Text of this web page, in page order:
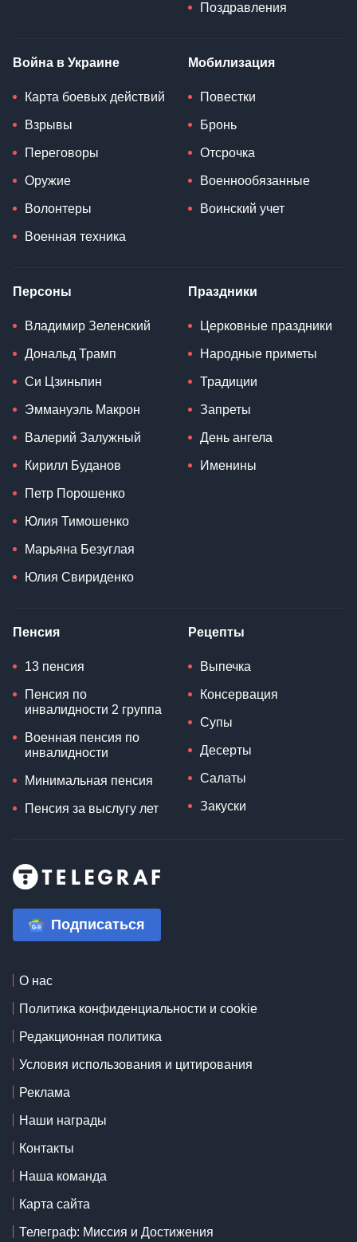
Поздравления
Война в Украине
Карта боевых действий
Взрывы
Переговоры
Оружие
Волонтеры
Военная техника
Мобилизация
Повестки
Бронь
Отсрочка
Военнообязанные
Воинский учет
Персоны
Владимир Зеленский
Дональд Трамп
Си Цзиньпин
Эммануэль Макрон
Валерий Залужный
Кирилл Буданов
Петр Порошенко
Юлия Тимошенко
Марьяна Безуглая
Юлия Свириденко
Праздники
Церковные праздники
Народные приметы
Традиции
Запреты
День ангела
Именины
Пенсия
13 пенсия
Пенсия по
инвалидности 2 группа
Военная пенсия по
инвалидности
Минимальная пенсия
Пенсия за выслугу лет
Рецепты
Выпечка
Консервация
Супы
Десерты
Салаты
Закуски
Подписаться
О нас
Политика конфиденциальности и cookie
Редакционная политика
Условия использования и цитирования
Реклама
Наши награды
Контакты
Наша команда
Карта сайта
Телеграф: Миссия и Достижения